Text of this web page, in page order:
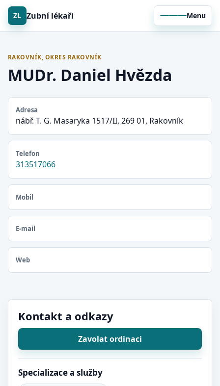
ZL Zubní lékaři Menu
RAKOVNÍK, OKRES RAKOVNÍK
MUDr. Daniel Hvězda
Adresa
nábř. T. G. Masaryka 1517/II, 269 01, Rakovník
Telefon
313517066
Mobil
E-mail
Web
Kontakt a odkazy
Zavolat ordinaci
Specializace a služby